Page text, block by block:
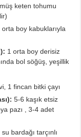
keten tohumu
orta boy kabuklarıyla
1 orta boy derisiz
bol söğüş, yeşillik
1 fincan bitki çayı
5-6 kaşık etsiz
pazı , 3-4 adet
su bardağı tarçınlı